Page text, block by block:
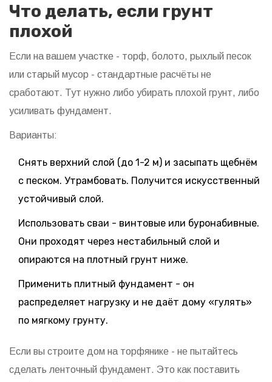
Что делать, если грунт
плохой
Если на вашем участке - торф, болото, рыхлый песок
или старый мусор - стандартные расчёты не
сработают. Тут нужно либо убирать плохой грунт, либо
усиливать фундамент.
Варианты:
Снять верхний слой (до 1-2 м) и засыпать щебнём
с песком. Утрамбовать. Получится искусственный
устойчивый слой.
Использовать сваи - винтовые или буронабивные.
Они проходят через нестабильный слой и
опираются на плотный грунт ниже.
Применить плитный фундамент - он
распределяет нагрузку и не даёт дому «гулять»
по мягкому грунту.
Если вы строите дом на торфянике - не пытайтесь
сделать ленточный фундамент. Это как поставить